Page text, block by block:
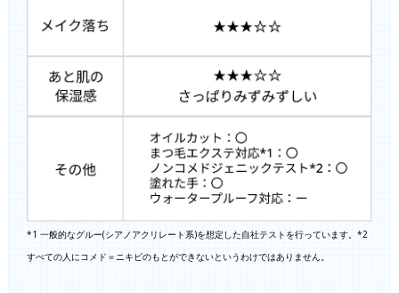
*1 一般的なグルー(シアノアクリレート系)を想定した自社テストを行っています。*2
すべての人にコメド＝ニキビのもとができないというわけではありません。